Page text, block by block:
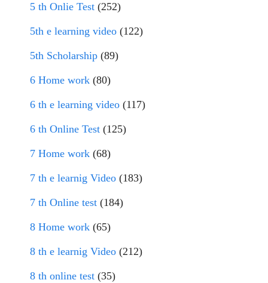
5 th Onlie Test (252)
5th e learning video (122)
5th Scholarship (89)
6 Home work (80)
6 th e learning video (117)
6 th Online Test (125)
7 Home work (68)
7 th e learnig Video (183)
7 th Online test (184)
8 Home work (65)
8 th e learnig Video (212)
8 th online test (35)